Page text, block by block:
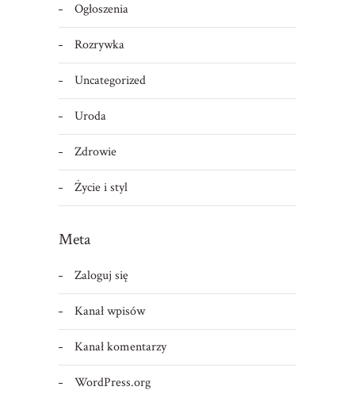
Ogłoszenia
Rozrywka
Uncategorized
Uroda
Zdrowie
Życie i styl
Meta
Zaloguj się
Kanał wpisów
Kanał komentarzy
WordPress.org